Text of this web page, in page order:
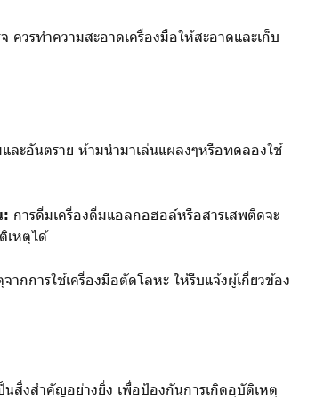
ควรทำความสะอาดเครื่องมือให้สะอาดและเก็บ
ละอันตราย ห้ามนำมาเล่นแผลงๆหรือทดลองใช้
: การดื่มเครื่องดื่มแอลกอฮอล์หรือสารเสพติดจะ
เหตุได้
ากการใช้เครื่องมือตัดโลหะ ให้รีบแจ้งผู้เกี่ยวข้อง
สิ่งสำคัญอย่างยิ่ง เพื่อป้องกันการเกิดอุบัติเหตุ